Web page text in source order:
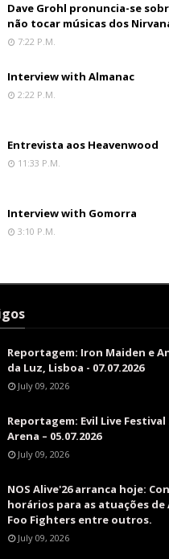
Dave Grohl pronuncia-se
não tocar músicas dos
7:22 P.m.
Interview with Almanac
2:22 P.m.
Entrevista aos Heavenwood
11:33 P.m.
Interview with Gomorra
3:10 P.m.
Reportagem: Iron Maiden e
da Luz, Lisboa - 07.07.2026
July 09, 2026
Reportagem: Evil Live Festival
Arena – 05.07.2026
July 09, 2026
NOS Alive'26 arranca hoje:
horários para as atuações de
Foo Fighters entre outros.
July 09, 2026